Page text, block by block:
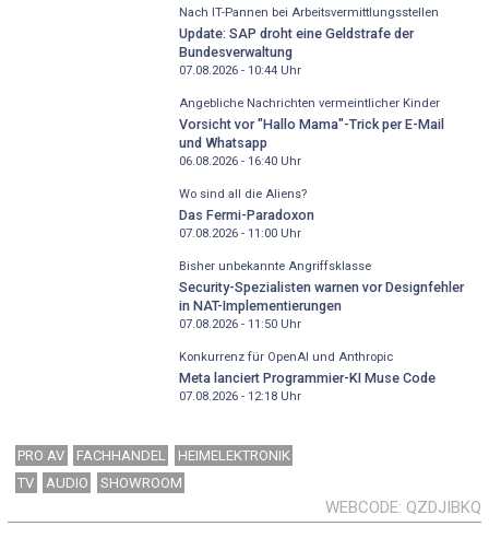
Nach IT-Pannen bei Arbeitsvermittlungsstellen
Update: SAP droht eine Geldstrafe der
Bundesverwaltung
07.08.2026 - 10:44Uhr
Angebliche Nachrichten vermeintlicher Kinder
Vorsicht vor "Hallo Mama"-Trick per E-Mail
und Whatsapp
06.08.2026 - 16:40Uhr
Wo sind all die Aliens?
Das Fermi-Paradoxon
07.08.2026 - 11:00Uhr
Bisher unbekannte Angriffsklasse
Security-Spezialisten warnen vor Designfehler
in NAT-Implementierungen
07.08.2026 - 11:50Uhr
Konkurrenz für OpenAI und Anthropic
Meta lanciert Programmier-KI Muse Code
07.08.2026 - 12:18Uhr
PRO AV FACHHANDEL
HEIMELEKTRONIK
TV
AUDIO SHOWROOM
WEBCODE QZDJIBKQ